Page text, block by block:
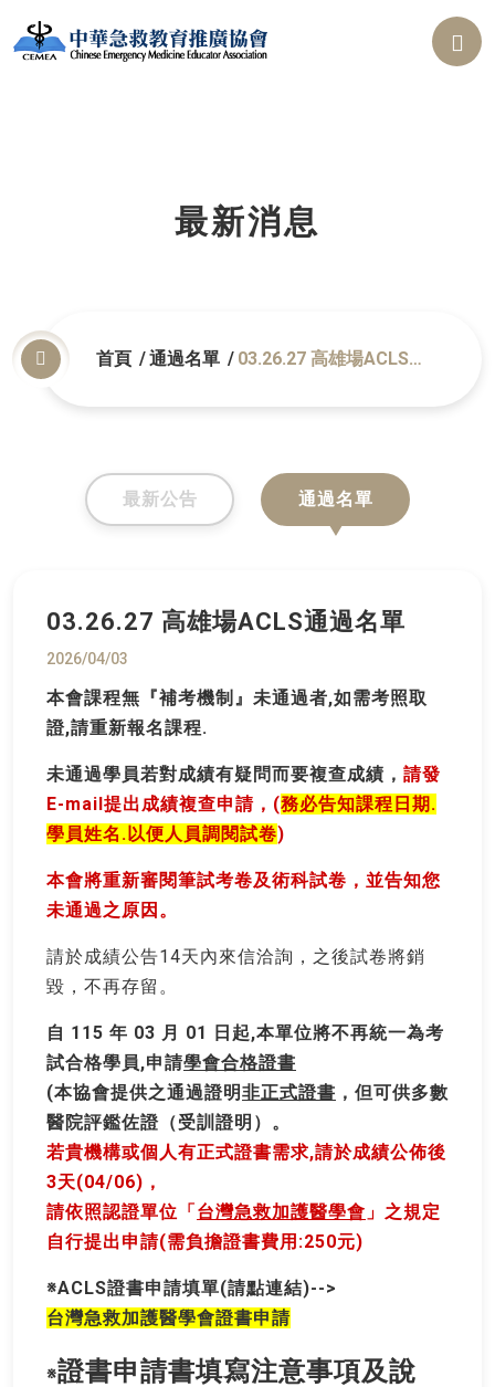
最新消息
首頁 通過名單
03.26.27 高雄場ACLS通
最新公告 通過名單
03.26.27 高雄場ACLS通過名單
2026/04/03
本會課程無『補考機制』未通過者,如需考照取
證,請重新報名課程.
未通過學員若對成績有疑問而要複查成績， 請發
E-mail提出成績複查申請，(務必告知課程日期.
學員姓名.以便人員調閱試卷)
本會將重新審閱筆試考卷及術科試卷，並告知您
未通過之原因。
請於成績公告14天內來信洽詢，之後試卷將銷
毀，不再存留。
自 115 年 03 月 01 日起,本單位將不再統一為考
試合格學員,申請學會合格證書
(本協會提供之通過證明非正式證書 ，但可供多數
醫院評鑑佐證（受訓證明）。
若貴機構或個人有正式證書需求,請於成績公佈後
3天(04/06)，
請依照認證單位「台灣急救加護醫學會 」之規定
自行提出申請(需負擔證書費用:250元)
※ACLS證書申請填單(請點連結)-->
台灣急救加護醫學會證書申請
※證書申請書填寫注意事項及說